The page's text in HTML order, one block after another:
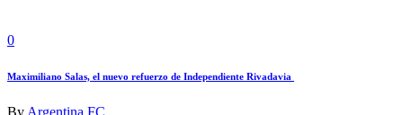
0
Maximiliano Salas, el nuevo refuerzo de Independiente Rivadavia
By Argentina FC